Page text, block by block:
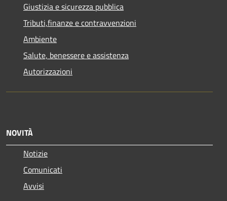
Giustizia e sicurezza pubblica
Tributi,finanze e contravvenzioni
Ambiente
Salute, benessere e assistenza
Autorizzazioni
NOVITÀ
Notizie
Comunicati
Avvisi